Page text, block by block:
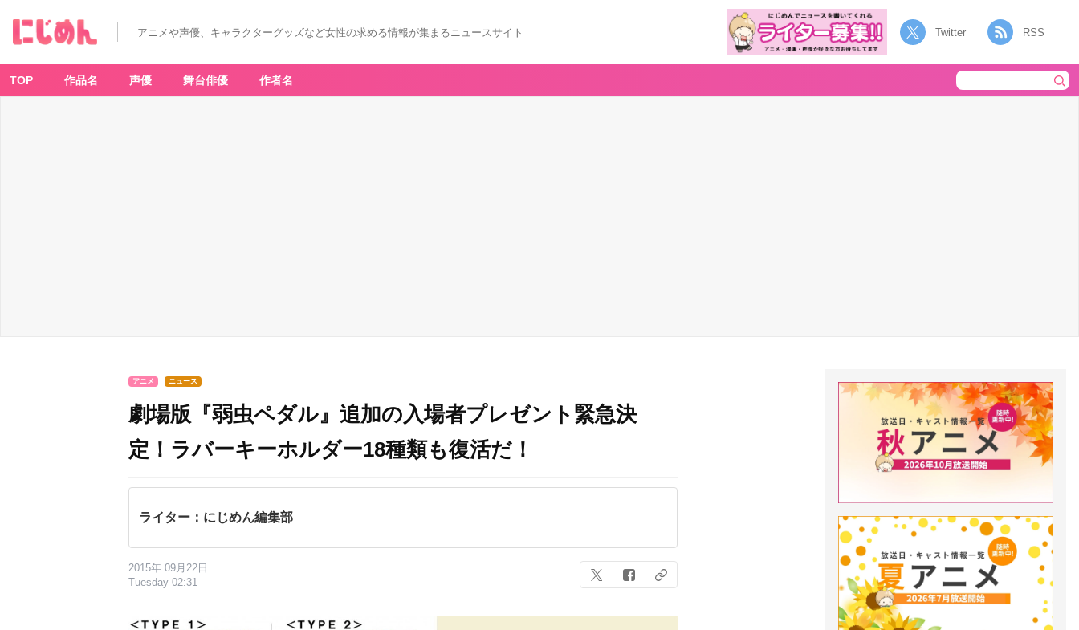
アニメや声優、キャラクターグッズなど女性の求める情報が集まるニュースサイト Twitter RSS
TOP 作品名 声優 舞台俳優 作者名
アニメ ニュース
劇場版『弱虫ペダル』追加の入場者プレゼント緊急決
定！ラバーキーホルダー18種類も復活だ！
ライター：にじめん編集部
2015年 09月22日
Tuesday 02:31